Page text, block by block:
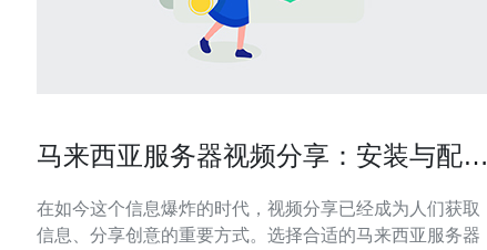
马来西亚服务器视频分享：安装与配置
在如今这个信息爆炸的时代，视频分享已经成为人们获取
信息、分享创意的重要方式。选择合适的马来西亚服务器